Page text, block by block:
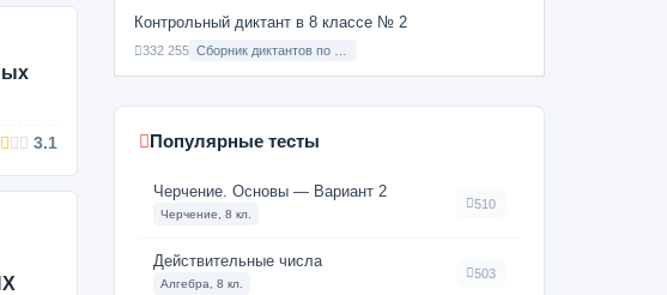
3.1
Контрольный диктант в 8 классе № 2
332 255
Популярные тесты
Черчение. Основы — Вариант 2
Черчение, 8 кл.
510
Действительные числа
Алгебра, 8 кл.
503